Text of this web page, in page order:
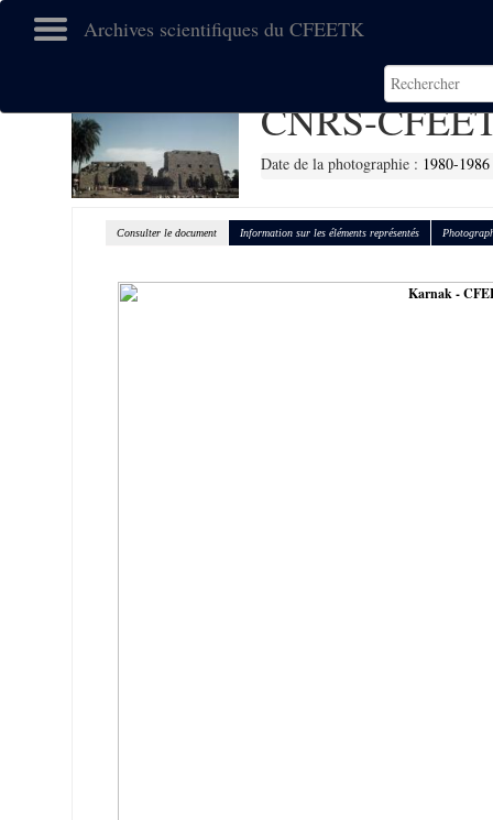
Archives scientifiques du CFEETK
CNRS-
Date de la photographie : 1980-1986
Consulter le document Information sur les éléments représentés